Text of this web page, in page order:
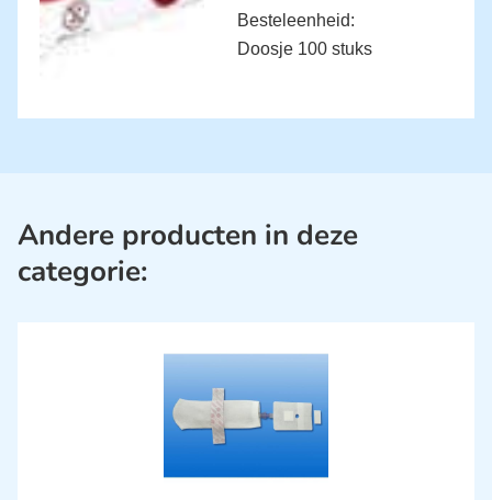
Besteleenheid:
Doosje 100 stuks
Andere producten in deze
categorie: